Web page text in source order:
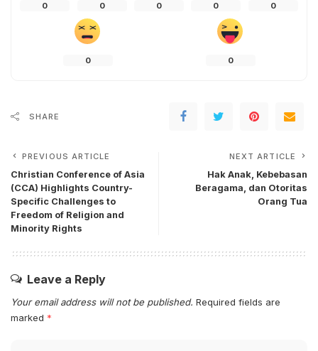
0 0 0 0 0
0 0
SHARE
PREVIOUS ARTICLE
Christian Conference of Asia
(CCA) Highlights Country-
Specific Challenges to
Freedom of Religion and
Minority Rights
NEXT ARTICLE
Hak Anak, Kebebasan
Beragama, dan Otoritas
Orang Tua
Leave a Reply
Your email address will not be published. Required fields are
marked *